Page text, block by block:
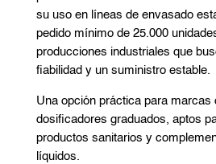
su uso en líneas de envasado
pedido mínimo de 25.000
producciones industriales que
fiabilidad y un suministro estable.
Una opción práctica para marcas
dosificadores graduados, aptos
productos sanitarios y
líquidos.